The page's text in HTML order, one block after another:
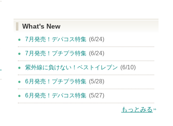
What's New
7月発売！デパコス特集 (6/24)
7月発売！プチプラ特集 (6/24)
紫外線に負けない！ベストイレブン (6/10)
6月発売！プチプラ特集 (5/28)
6月発売！デパコス特集 (5/27)
もっとみる